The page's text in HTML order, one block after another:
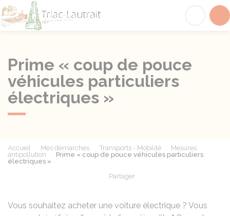
Prime « coup de pouce
véhicules particuliers
électriques »
Accueil Mes démarches Transports - Mobilité
Mesures
antipollution
Prime « coup de pouce véhicules particuliers
électriques »
Partager
Vous souhaitez acheter une voiture électrique ? Vous